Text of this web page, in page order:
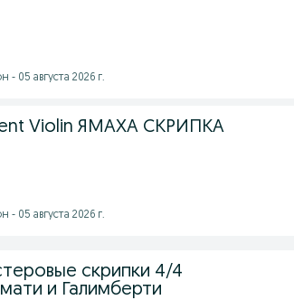
- 05 августа 2026 г.
Violin ЯМАХА СКРИПКА
- 05 августа 2026 г.
скрипки 4/4
и Галимберти